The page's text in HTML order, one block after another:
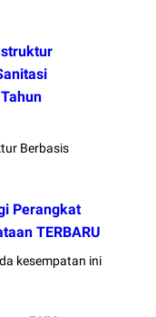
Berbasis
Perangkat
TERBARU
kesempatan ini